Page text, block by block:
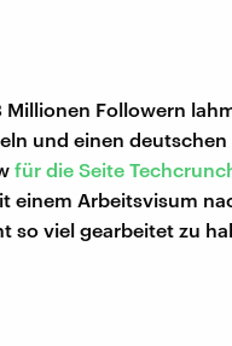
Followern
und einen deutschen
für die Seite
einem Arbeitsvisum
so viel gearbeitet zu